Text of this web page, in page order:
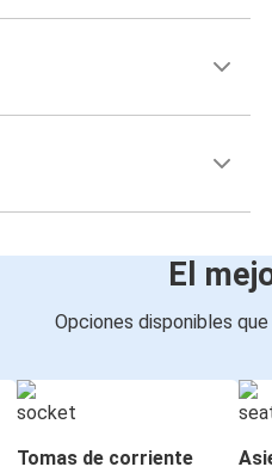
El
Opciones disponibles
Tomas de corriente